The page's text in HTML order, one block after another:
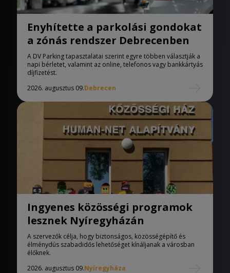
Enyhítette a parkolási gondokat
a zónás rendszer Debrecenben
A DV Parking tapasztalatai szerint egyre többen választják a
napi bérletet, valamint az online, telefonos vagy bankkártyás
díjfizetést.
2026. augusztus 09.Debrecen
Ingyenes közösségi programok
lesznek Nyíregyházán
A szervezők célja, hogy biztonságos, közösségépítő és
élménydús szabadidős lehetőséget kínáljanak a városban
élőknek.
2026. augusztus 09.Nyíregyháza